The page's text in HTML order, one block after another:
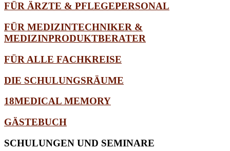
FÜR ÄRZTE & PFLEGEPERSONAL
FÜR MEDIZINTECHNIKER &
MEDIZINPRODUKTBERATER
FÜR ALLE FACHKREISE
DIE SCHULUNGSRÄUME
18MEDICAL MEMORY
GÄSTEBUCH
SCHULUNGEN UND SEMINARE